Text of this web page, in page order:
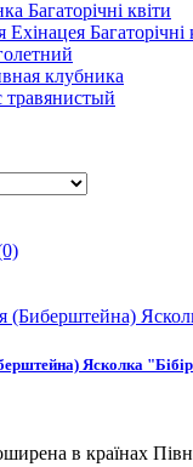
Багаторічні квіти
Багаторічні
клубника
травянистый
Ясколка
в країнах